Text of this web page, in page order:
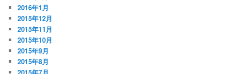
2016年1月
2015年12月
2015年11月
2015年10月
2015年9月
2015年8月
2015年7月